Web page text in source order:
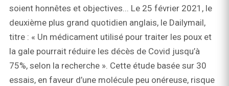
soient honnêtes et objectives... Le 25 février 2021, le
deuxième plus grand quotidien anglais, le Dailymail,
titre : « Un médicament utilisé pour traiter les poux et
la gale pourrait réduire les décès de Covid jusqu’à
75%, selon la recherche ». Cette étude basée sur 30
essais, en faveur d’une molécule peu onéreuse, risque